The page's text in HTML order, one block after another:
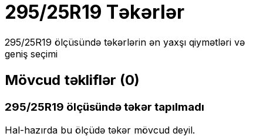
295/25R19 Təkərlər
295/25R19 ölçüsündə təkərlərin ən yaxşı qiymətləri və
geniş seçimi
Mövcud təkliflər (0)
295/25R19 ölçüsündə təkər tapılmadı
Hal-hazırda bu ölçüdə təkər mövcud deyil.